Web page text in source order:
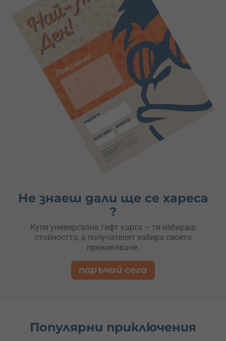
Не знаеш дали ще се хареса
?
Купи универсална гифт карта – ти избираш
стойността, а получателят избира своето
преживяване.
поръчай сега
Популярни приключения